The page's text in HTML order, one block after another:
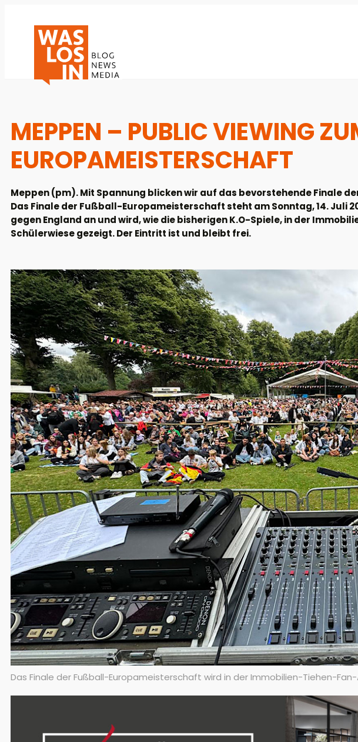
MEPPEN – PUBLIC VIEWING
EUROPAMEISTERSCHAFT
Meppen (pm). Mit Spannung blicken wir auf das bevorstehende Finale
Das Finale der Fußball-Europameisterschaft steht am Sonntag, 14. Juli
gegen England an und wird, wie die bisherigen K.O-Spiele, in der
Schülerwiese gezeigt. Der Eintritt ist und bleibt frei.
Das Finale der Fußball-Europameisterschaft wird in der Immobilien-Tiehen-